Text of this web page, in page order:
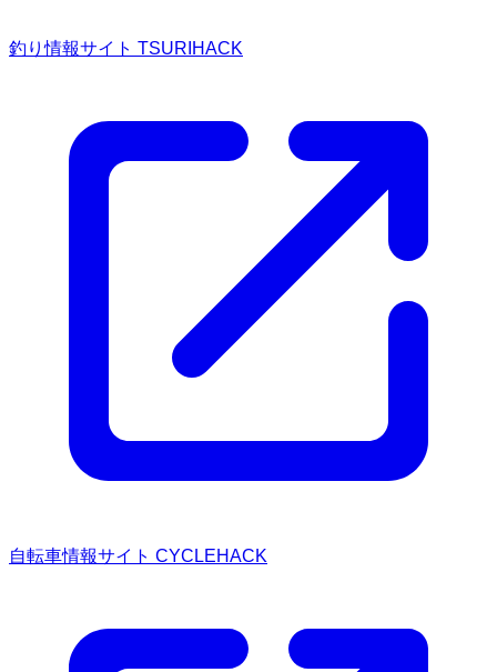
釣り情報サイト TSURIHACK
自転車情報サイト CYCLEHACK